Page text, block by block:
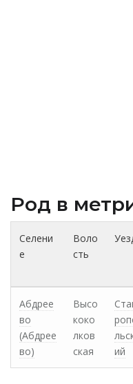
Род в
Селени
е
Воло
сть
Абдрее
во
(Абдрее
во)
Высо
коко
лков
ская
ий